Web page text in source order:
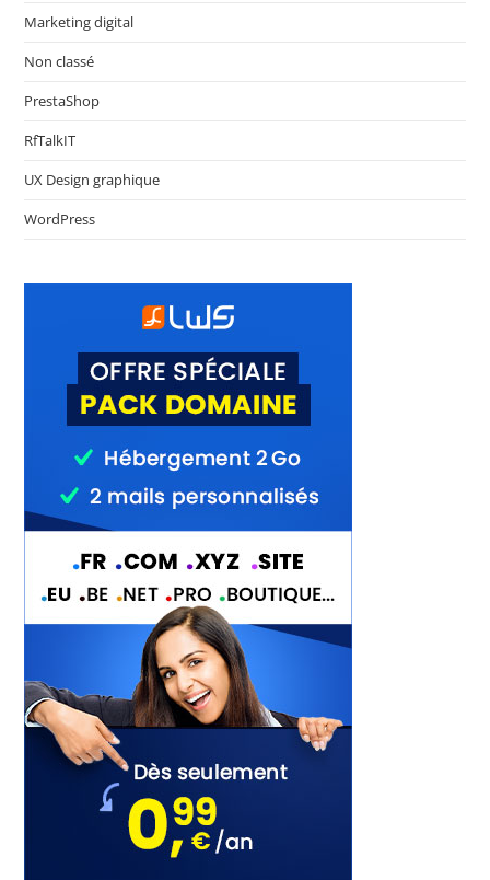
Marketing digital
Non classé
PrestaShop
RfTalkIT
UX Design graphique
WordPress